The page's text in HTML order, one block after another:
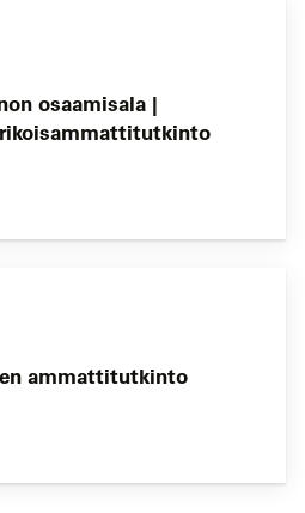
osaamisala |
ammattitutkinto